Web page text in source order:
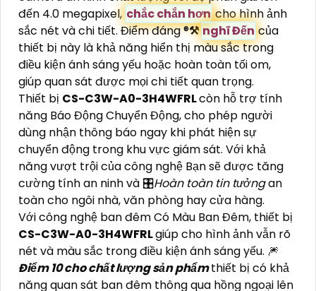
đến 4.0 megapixel, chắc chắn hơncho hình ảnh
sắc nét và chi tiết. Điểm đáng ®️⚒nghĩ Đến của
thiết bị này là khả năng hiển thị màu sắc trong
điều kiện ánh sáng yếu hoặc hoàn toàn tối om,
giúp quan sát được mọi chi tiết quan trọng.
Thiết bị CS-C3W-A0-3H4WFRLcòn hỗ trợ tính
năng Báo Động Chuyển Động, cho phép người
dùng nhận thông báo ngay khi phát hiện sự
chuyển động trong khu vực giám sát. Với khả
năng vượt trội của công nghệ Bạn sẽ được tăng
cường tính an ninh và 🎛Hoàn toàn tin tưởngan
toàn cho ngôi nhà, văn phòng hay cửa hàng.
Với công nghệ ban đêm Có Màu Ban Đêm, thiết bị
CS-C3W-A0-3H4WFRLgiúp cho hình ảnh vẫn rõ
nét và màu sắc trong điều kiện ánh sáng yếu. 🎆
Điểm 10 cho chất lượng sản phẩmthiết bị có khả
năng quan sát ban đêm thông qua hồng ngoại lên